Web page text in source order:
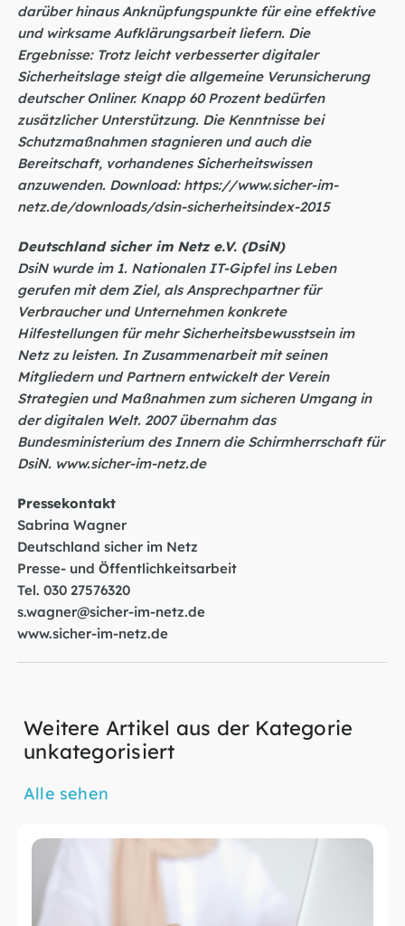
darüber hinaus Anknüpfungspunkte für eine effektive
und wirksame Aufklärungsarbeit liefern. Die
Ergebnisse: Trotz leicht verbesserter digitaler
Sicherheitslage steigt die allgemeine Verunsicherung
deutscher Onliner. Knapp 60 Prozent bedürfen
zusätzlicher Unterstützung. Die Kenntnisse bei
Schutzmaßnahmen stagnieren und auch die
Bereitschaft, vorhandenes Sicherheitswissen
anzuwenden. Download:https://www.sicher-im-
netz.de/downloads/dsin-sicherheitsindex-2015
Deutschland sicher im Netz e.V. (DsiN)
DsiN wurde im 1. Nationalen IT-Gipfel ins Leben
gerufen mit dem Ziel, als Ansprechpartner für
Verbraucher und Unternehmen konkrete
Hilfestellungen für mehr Sicherheitsbewusstsein im
Netz zu leisten. In Zusammenarbeit mit seinen
Mitgliedern und Partnern entwickelt der Verein
Strategien und Maßnahmen zum sicheren Umgang in
der digitalen Welt. 2007 übernahm das
Bundesministerium des Innern die Schirmherrschaft für
DsiN. www.sicher-im-netz.de
Pressekontakt
Sabrina Wagner
Deutschland sicher im Netz
Presse- und Öffentlichkeitsarbeit
Tel. 030 27576320
s.wagner@sicher-im-netz.de
www.sicher-im-netz.de
Weitere Artikel aus der Kategorie
unkategorisiert
Alle sehen